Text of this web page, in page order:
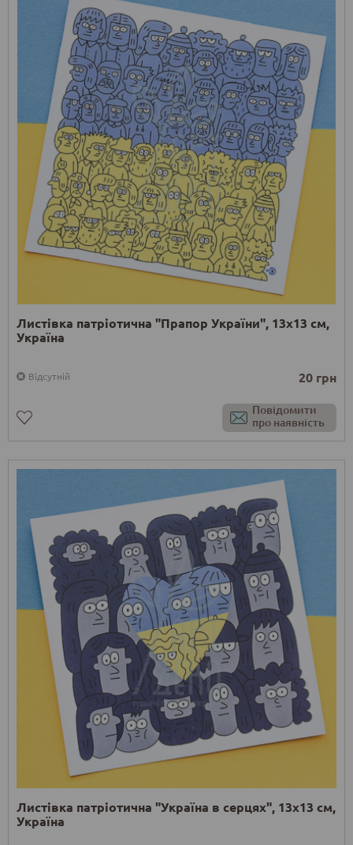
Листівка патріотична "Прапор України", 13х13 см,
Україна
Відсутній 20 грн
Повідомити
про наявність
Листівка патріотична "Україна в серцях", 13х13 см,
Україна